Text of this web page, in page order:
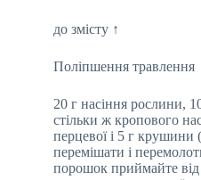
до змісту ↑
Поліпшення травлення
20 г насіння рослини,
стільки ж кропового
перцевої і 5 г крушини
перемішати і
порошок приймайте